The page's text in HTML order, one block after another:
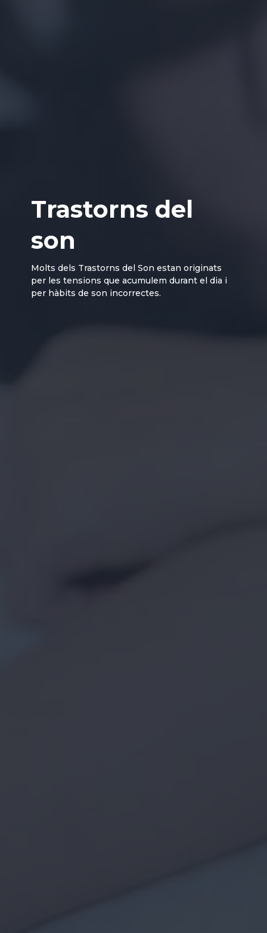
Trastorns del
son
Molts dels Trastorns del Son estan originats
per les tensions que acumulem durant el dia i
per hàbits de son incorrectes.